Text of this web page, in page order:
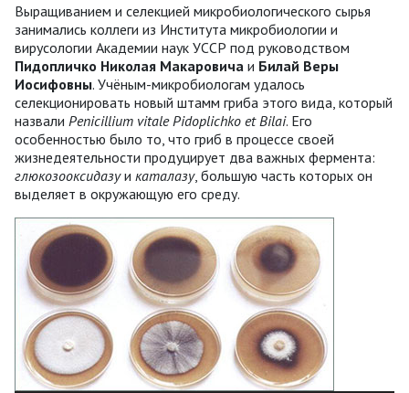
Выращиванием и селекцией микробиологического сырья
занимались коллеги из Института микробиологии и
вирусологии Академии наук УССР под руководством
Пидопличко Николая Макаровича и Билай Веры
Иосифовны. Учёным-микробиологам удалось
селекционировать новый штамм гриба этого вида, который
назвали Penicillium vitale Рidoplichko et Bilai. Его
особенностью было то, что гриб в процессе своей
жизнедеятельности продуцирует два важных фермента:
глюкозооксидазуи каталазу, большую часть которых он
выделяет в окружающую его среду.